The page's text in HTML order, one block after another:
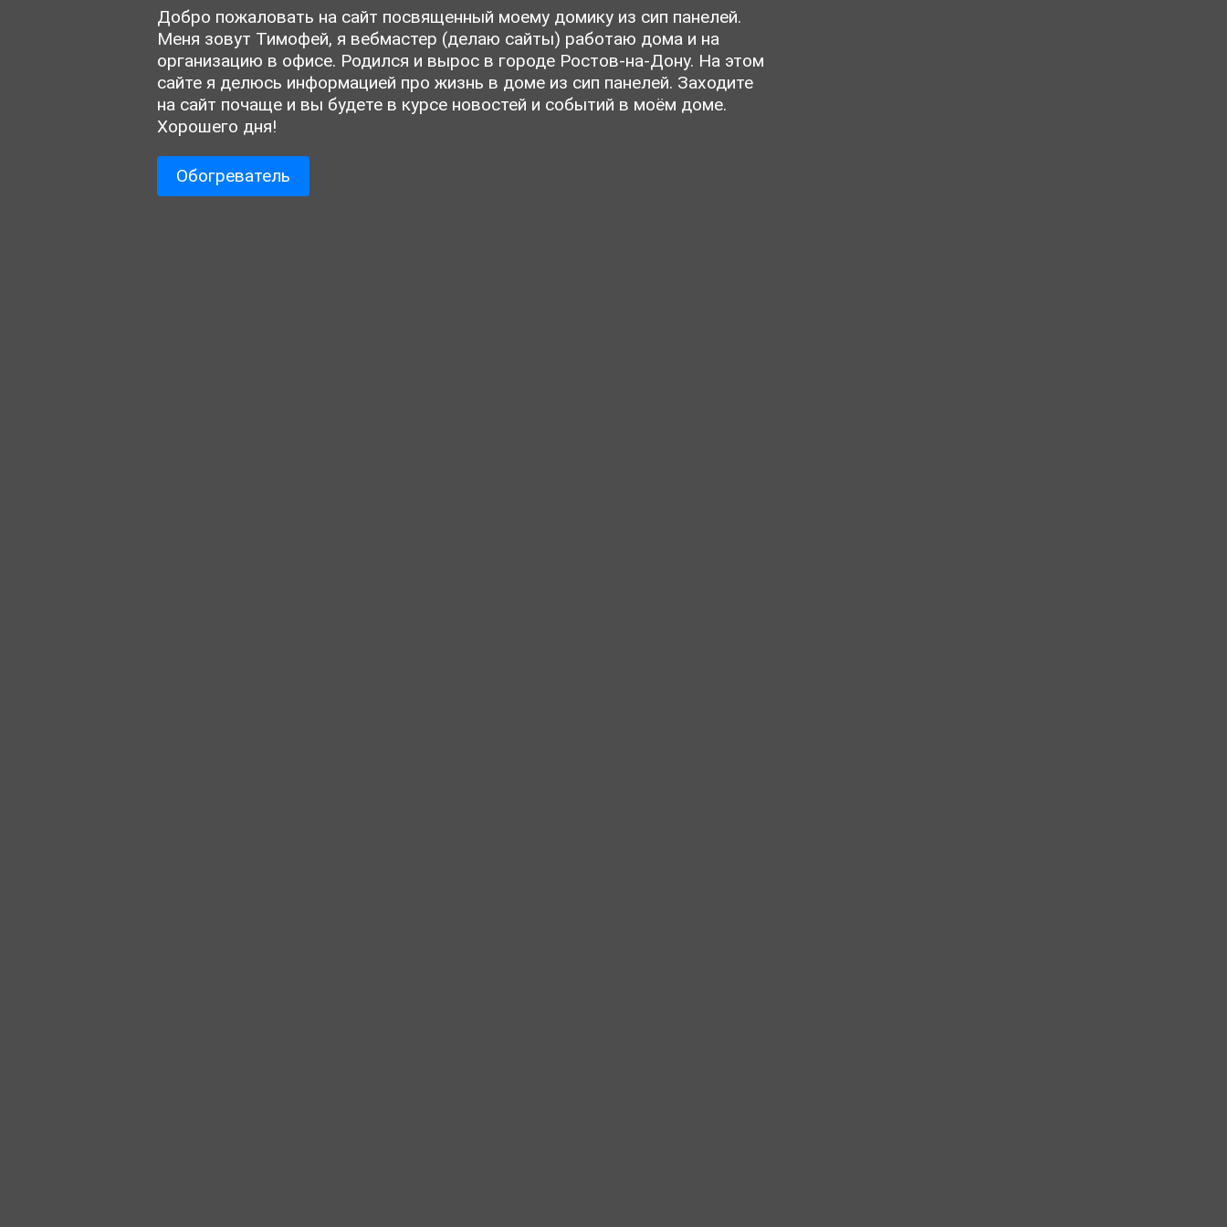
Добро пожаловать на сайт посвященный моему домику из сип панелей.
Меня зовут Тимофей, я вебмастер (делаю сайты) работаю дома и на
организацию в офисе. Родился и вырос в городе Ростов-на-Дону. На этом
сайте я делюсь информацией про жизнь в доме из сип панелей. Заходите
на сайт почаще и вы будете в курсе новостей и событий в моём доме.
Хорошего дня!
Обогреватель